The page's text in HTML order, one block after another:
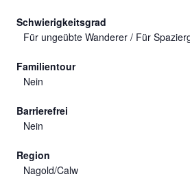
Schwierigkeitsgrad
Für ungeübte Wanderer / Für
Familientour
Nein
Barrierefrei
Nein
Region
Nagold/Calw